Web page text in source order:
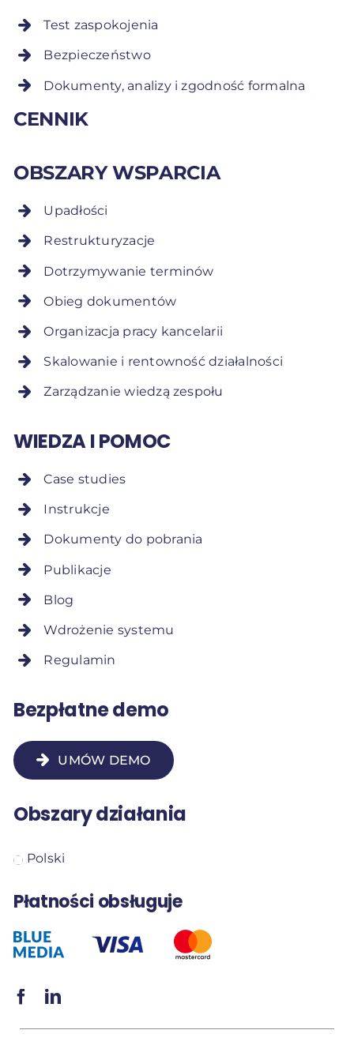
Test zaspokojenia
Bezpieczeństwo
Dokumenty, analizy i zgodność formalna
CENNIK
OBSZARY WSPARCIA
Upadłości
Restrukturyzacje
Dotrzymywanie terminów
Obieg dokumentów
Organizacja pracy kancelarii
Skalowanie i rentowność działalności
Zarządzanie wiedzą zespołu
WIEDZA I POMOC
Case studies
Instrukcje
Dokumenty do pobrania
Publikacje
Blog
Wdrożenie systemu
Regulamin
Bezpłatne demo
UMÓW DEMO
Obszary działania
Polski
Płatności obsługuje